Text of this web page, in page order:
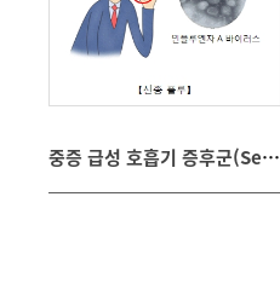
중증 급성 호흡기 증후군(Severe Acute Respiratory Syndrom)